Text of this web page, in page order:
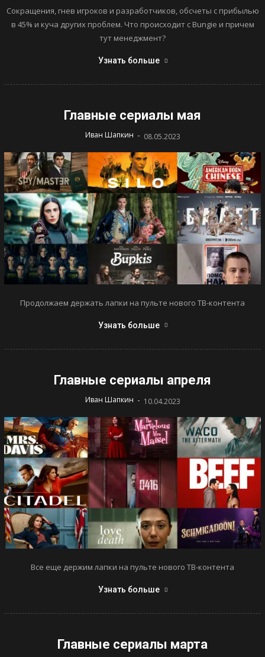
Сокращения, гнев игроков и разработчиков, обсчеты с прибылью
в 45% и куча других проблем. Что происходит с Bungie и причем
тут менеджмент?
Узнать больше
Главные сериалы мая
Иван Шапкин - 08.05.2023
Продолжаем держать лапки на пульте нового ТВ-контента
Узнать больше
Главные сериалы апреля
Иван Шапкин - 10.04.2023
Все еще держим лапки на пульте нового ТВ-контента
Узнать больше
Главные сериалы марта